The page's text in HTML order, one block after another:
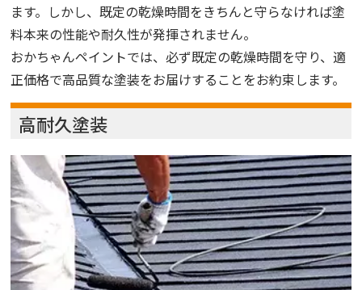
ます。しかし、既定の乾燥時間をきちんと守らなければ塗
料本来の性能や耐久性が発揮されません。
おかちゃんペイントでは、必ず既定の乾燥時間を守り、適
正価格で高品質な塗装をお届けすることをお約束します。
高耐久塗装